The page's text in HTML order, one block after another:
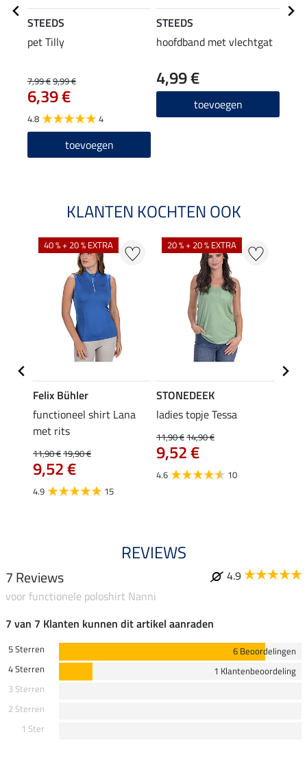
STEEDS
pet Tilly
7,99 €9,99 €
6,39 €
4.8 4
toevoegen
STEEDS
hoofdband met vlechtgat
4,99 €
toevoegen
KLANTEN KOCHTEN OOK
40 % + 20 % EXTRA
Felix Bühler
functioneel shirt Lana
met rits
11,90 €19,90 €
9,52 €
4.9 15
20 % + 20 % EXTRA
STONEDEEK
ladies topje Tessa
11,90 €14,90 €
9,52 €
4.6 10
REVIEWS
7 Reviews
4.9
voor functionele poloshirt Nanni
7 van 7 Klanten kunnen dit artikel aanraden
5 Sterren
6 Beoordelingen
4 Sterren
1 Klantenbeoordeling
3 Sterren
2 Sterren
1 Ster